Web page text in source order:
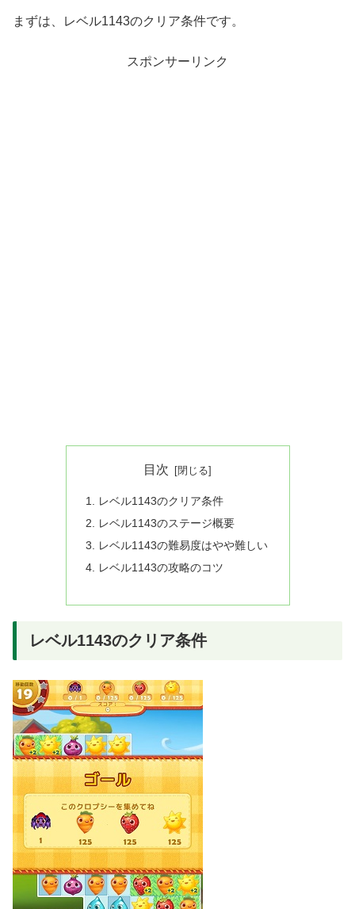
まずは、レベル1143のクリア条件です。
スポンサーリンク
目次
レベル1143のクリア条件
レベル1143のステージ概要
レベル1143の難易度はやや難しい
レベル1143の攻略のコツ
レベル1143のクリア条件